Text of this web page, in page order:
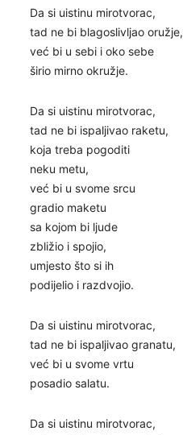
Da si uistinu mirotvorac,
tad ne bi blagoslivljao oružje,
već bi u sebi i oko sebe
širio mirno okružje.
Da si uistinu mirotvorac,
tad ne bi ispaljivao raketu,
koja treba pogoditi
neku metu,
već bi u svome srcu
gradio maketu
sa kojom bi ljude
zbližio i spojio,
umjesto što si ih
podijelio i razdvojio.
Da si uistinu mirotvorac,
tad ne bi ispaljivao granatu,
već bi u svome vrtu
posadio salatu.
Da si uistinu mirotvorac,